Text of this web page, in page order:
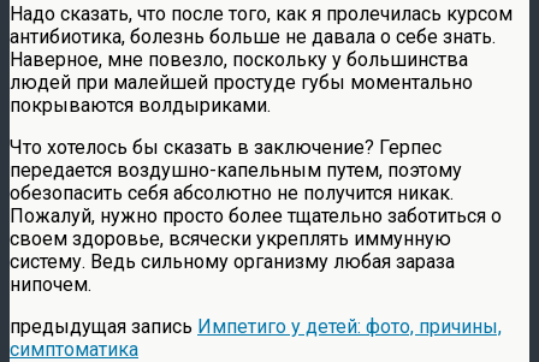
Надо сказать, что после того, как я пролечилась курсом
антибиотика, болезнь больше не давала о себе знать.
Наверное, мне повезло, поскольку у большинства
людей при малейшей простуде губы моментально
покрываются волдыриками.
Что хотелось бы сказать в заключение? Герпес
передается воздушно-капельным путем, поэтому
обезопасить себя абсолютно не получится никак.
Пожалуй, нужно просто более тщательно заботиться о
своем здоровье, всячески укреплять иммунную
систему. Ведь сильному организму любая зараза
нипочем.
предыдущая запись Импетиго у детей: фото, причины,
симптоматика